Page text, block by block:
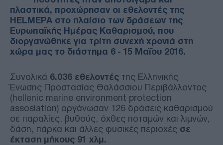
πλαστικά, προχώρησαν οι εθελοντές της
HELMEPA στο πλαίσιο των δράσεων της
Ευρωπαϊκής Ημέρας Καθαρισμού, που
διοργανώθηκε για τρίτη συνεχή χρονιά στη
χώρα μας το διάστημα 6 - 15 Μαΐου 2016.
Συνολικά 6.036 εθελοντές της Ελληνικής
Ένωσης Προστασίας Θαλάσσιου Περιβάλλοντος
(hellenic marine environment protection
assosiation) οργάνωσαν 126 δράσεις καθαρισμού
σε παραλίες, βυθούς, όχθες ποταμών και λιμνών,
δάση, πάρκα και άλλες φυσικές περιοχές σε
έκταση μήκους 91 χλμ.